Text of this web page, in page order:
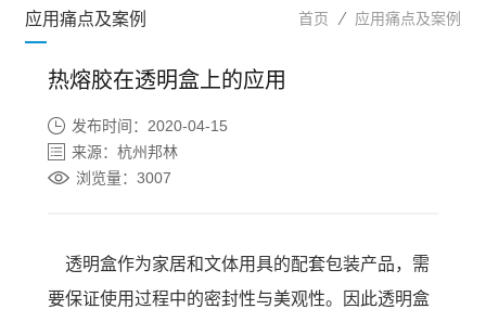
应用痛点及案例 首页 应用痛点及案例
热熔胶在透明盒上的应用
发布时间：2020-04-15
来源：杭州邦林
浏览量：3007
透明盒作为家居和文体用具的配套包装产品，需
要保证使用过程中的密封性与美观性。因此透明盒